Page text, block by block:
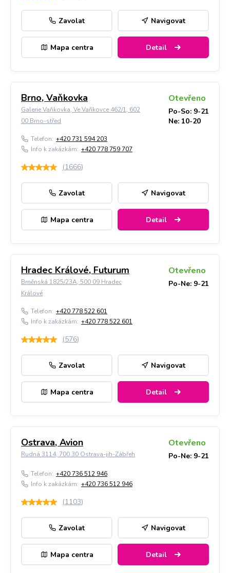
Zavolat Navigovat
Mapa centra Detail
Brno, Vaňkovka
Galerie Vaňkovka, Ve Vaňkovce 462/1, 602
00 Brno-střed
Otevřeno
Po-So: 9-21
Ne: 10-20
Telefon: +420 731 594 203
Info k zakázkám: +420 778 759 707
(1666)
Zavolat Navigovat
Mapa centra Detail
Hradec Králové, Futurum
Brněnská 1825/23A, 500 09 Hradec
Králové
Otevřeno
Po-Ne: 9-21
Telefon: +420 778 522 601
Info k zakázkám: +420 778 522 601
(576)
Zavolat Navigovat
Mapa centra Detail
Ostrava, Avion
Rudná 3114, 700 30 Ostrava-jih-Zábřeh
Otevřeno
Po-Ne: 9-21
Telefon: +420 736 512 946
Info k zakázkám: +420 736 512 946
(1103)
Zavolat Navigovat
Mapa centra Detail